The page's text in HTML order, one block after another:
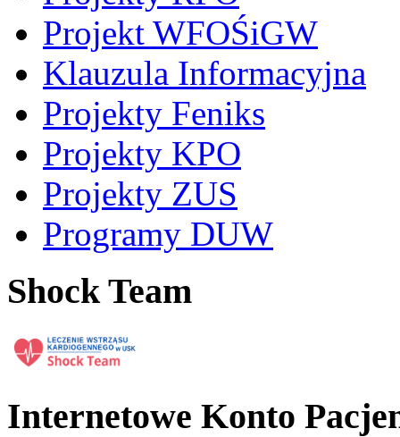
Projekt WFOŚiGW
Klauzula Informacyjna
Projekty Feniks
Projekty KPO
Projekty ZUS
Programy DUW
Shock Team
Internetowe Konto